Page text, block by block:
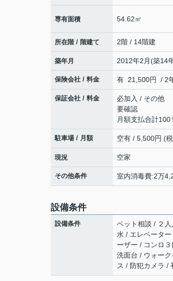
専有面積 54.62㎡
所在階 / 階建て 2階 / 14階建
築年月 2012年2月(築14
保険会社 / 料金 有 21,500円 / 2
保証会社 / 料金
必加入 / その他
要確認
月額支払合計
駐車場 / 月額 空有 / 5,500円 (
現況 空家
その他条件 室内消毒費:2万
設備条件
設備条件
ペット相談 / ２
水 / エレベータ
ーザー / コンロ
洗面台 / ウォー
ス / 防犯カメラ /